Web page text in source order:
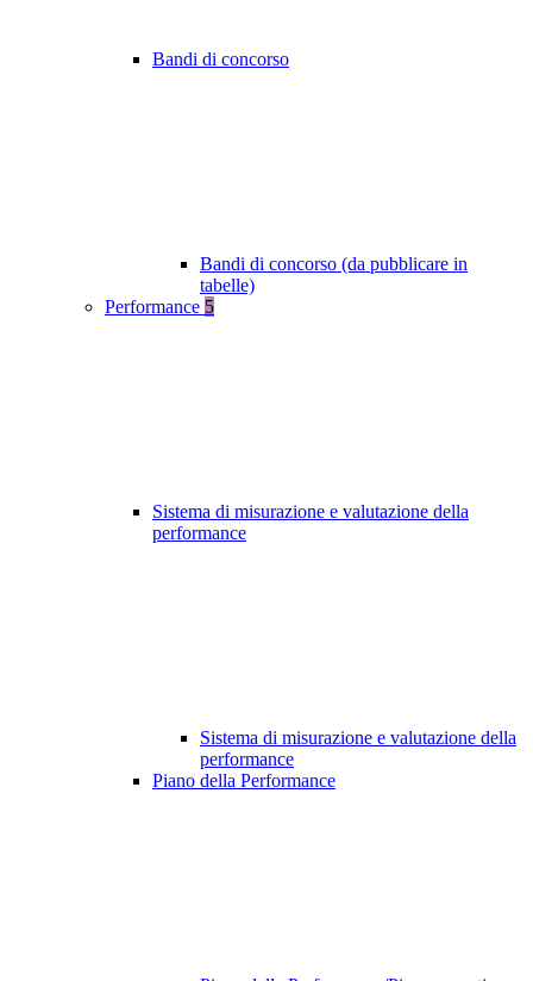
Bandi di concorso
Bandi di concorso (da pubblicare in
tabelle)
Performance 5
Sistema di misurazione e valutazione della
performance
Sistema di misurazione e valutazione della
performance
Piano della Performance